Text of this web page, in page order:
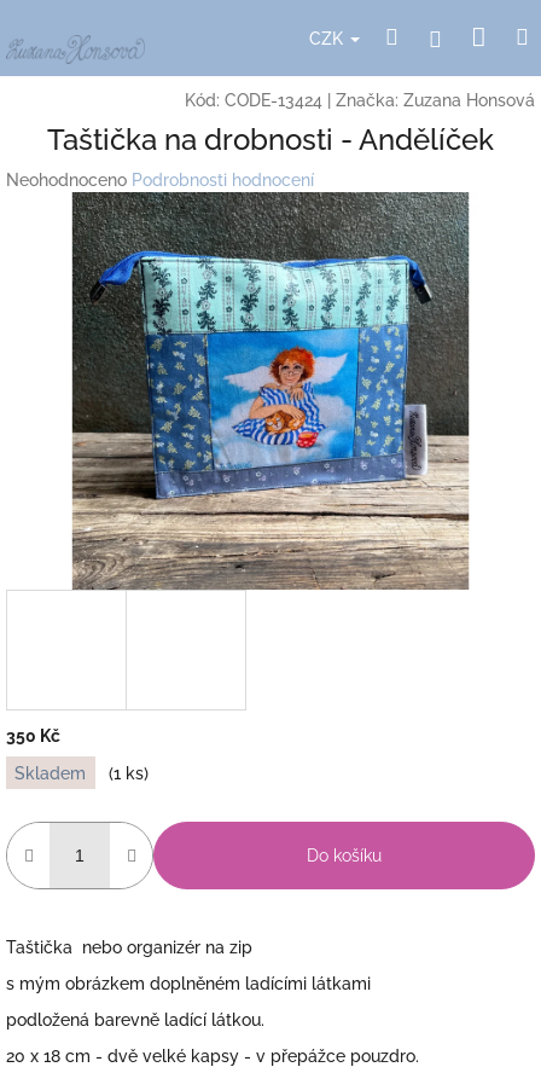
na
obsah
CZK HledatPřihlášení
Kód: CODE-13424 Značka: Zuzana Honsová
Taštička na drobnosti - Andělíček
Průměrné
hodnocení
produktu
hvězdiček.
Neohodnoceno Podrobnosti hodnocení
350 Kč
Měrná
cena:
Skladem (1 ks)
Do košíku
Taštička nebo organizér na zip
s mým obrázkem doplněném ladícími látkami
podložená barevně ladící látkou.
20 x 18 cm - dvě velké kapsy - v přepážce pouzdro.